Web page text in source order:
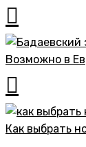
Возможно в
Как выбрать